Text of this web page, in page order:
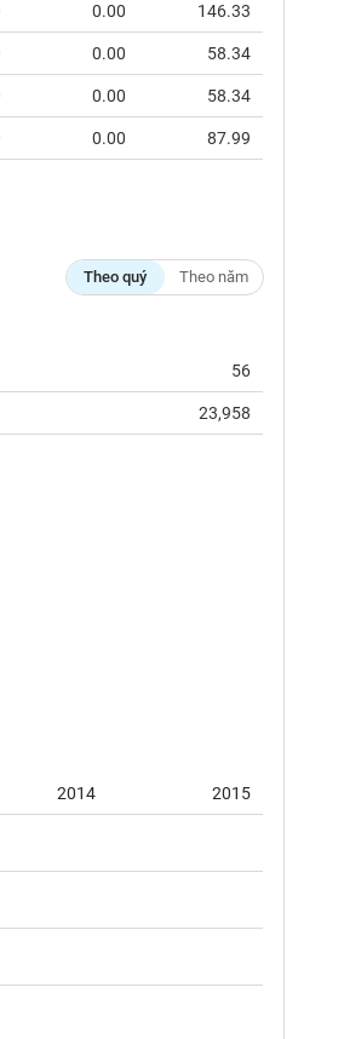
0.00 146.33
0.00 58.34
0.00 58.34
0.00 87.99
Theo quý Theo năm
56
23,958
2014
2015